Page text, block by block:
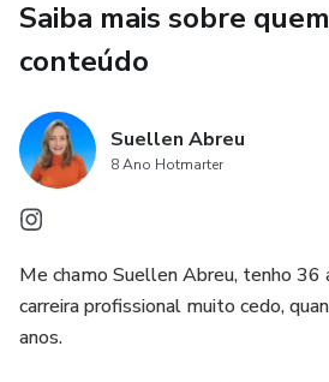
Nesse plano, são detalhadas quais
resolver os problemas existentes e
podem te auxiliar nas melhorias da
3° encontro: ACOMPANHAMENTO
Aqui iremos avaliar os primeiros
propostas no plano de ação e
com base no feedback recebido.
Saiba mais sobre
conteúdo
Suellen Abreu
8 Ano Hotmarter
Me chamo Suellen Abreu, tenho 36
carreira profissional muito cedo,
anos.